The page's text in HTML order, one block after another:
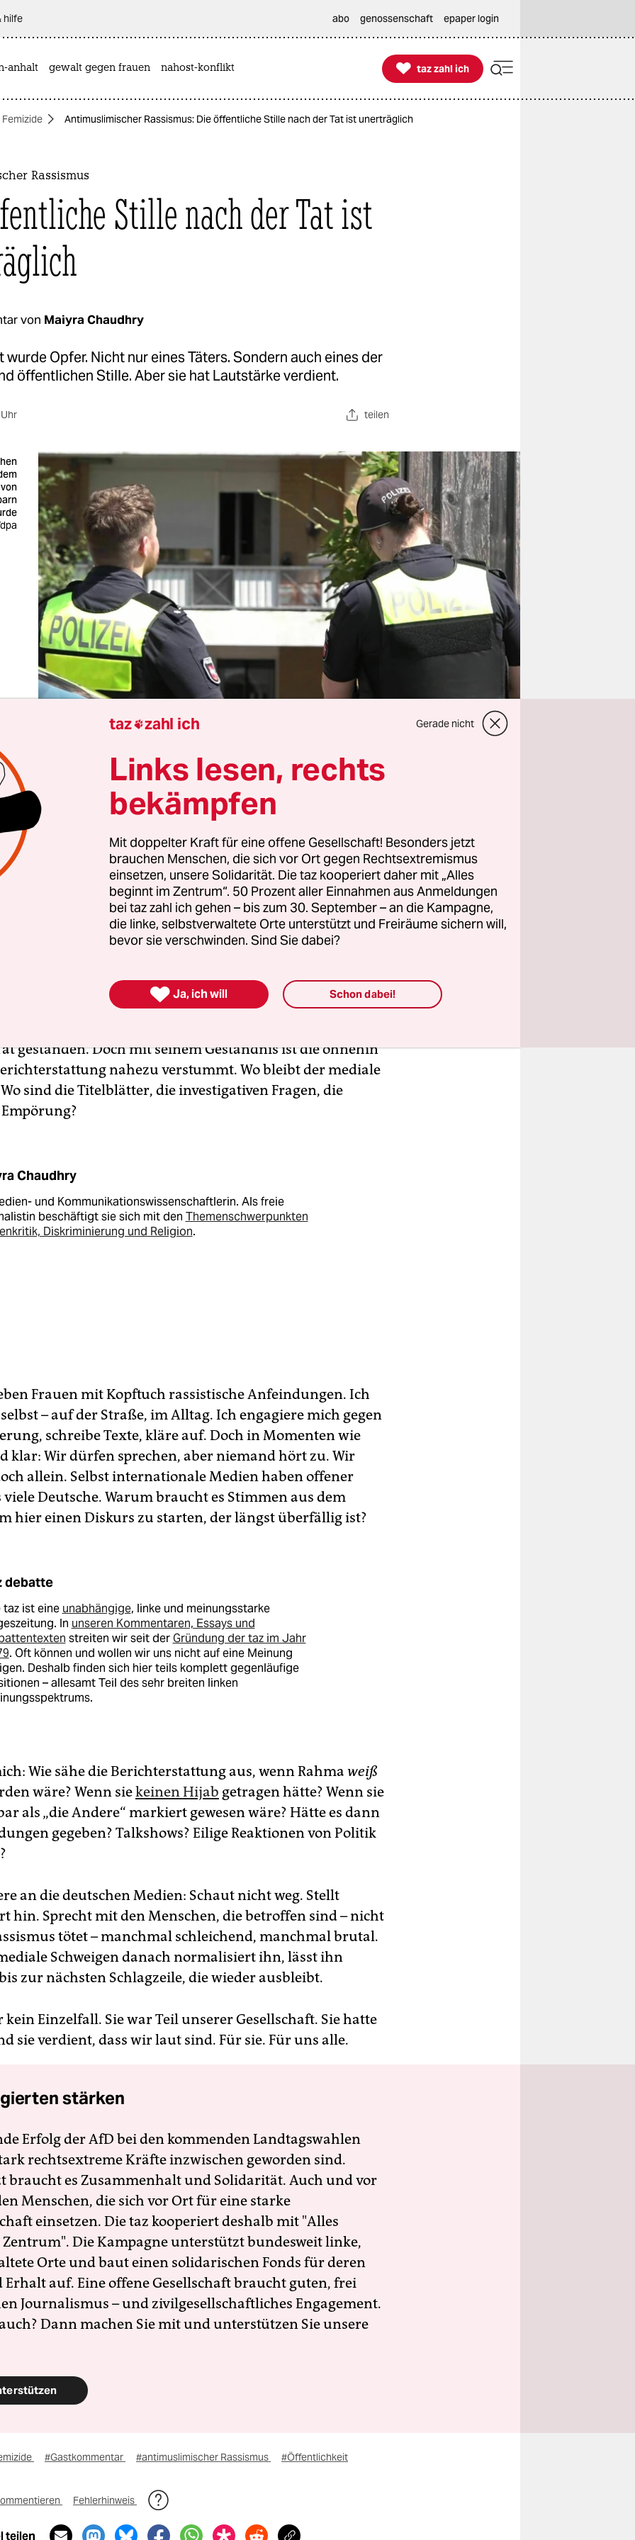
hilfe abo genossenschaft epaper login
anhalt gewalt gegen frauen nahost-konflikt 
taz zahl ich
taz zahl ich
Femizide Antimuslimischer Rassismus: Die öffentliche Stille nach der Tat ist unerträglich
Rassismus
Stille nach der Tat ist
von Maiyra Chaudhry
wurde Opfer. Nicht nur eines Täters. Sondern auch eines der
öffentlichen Stille. Aber sie hat Lautstärke verdient.
teilen
wie Marwa El-Sherbinibleibt im kollektiven
– eine kopftuchtragende Frau, ermordet in einem
Gerichtssaal.Rahma Ayat aberkennt kaum jemand,
den sozialen Medien nach ihr sucht. Eine 26-jährige Frau
ermordet mitten in Deutschland. Sichtbar als Muslima.
Und öffentlich fast unsichtbar.
Muslima in Deutschland lässt mich diese Tat
nur wegen der Gewalt – sondern wegen der Stille
gestanden. Doch mit seinem Geständnis ist die ohnehin
nahezu verstummt. Wo bleibt der mediale
sind die Titelblätter, die investigativen Fragen, die
Chaudhry
und Kommuni­kations­wissenschaft­lerin. Als freie
beschäftigt sie sich mit den Themenschwerpunkten
Diskriminierung und Religion.
Frauen mit Kopftuch rassistische Anfeindungen. Ich
– auf der Straße, im Alltag. Ich engagiere mich gegen
schreibe Texte, kläre auf. Doch in Momenten wie
klar: Wir dürfen sprechen, aber niemand hört zu. Wir
allein. Selbst internationale Medien haben offener
Deutsche. Warum braucht es Stimmen aus dem
hier einen Diskurs zu starten, der längst überfällig ist?
debatte
taz ist eine unabhängige, linke und meinungsstarke
In unseren Kommentaren, Essays und
streiten wir seit derGründung der taz im Jahr
. Oft können und wollen wir uns nicht auf eine Meinung
Deshalb finden sich hier teils komplett gegenläufige
– allesamt Teil des sehr breiten linken
Wie sähe die Berichterstattung aus, wenn Rahma weiß
wäre? Wenn siekeinen Hijab getragen hätte? Wenn sie
als „die Andere“ markiert gewesen wäre? Hätte es dann
gegeben? Talkshows? Eilige Reaktionen von Politik
an die deutschen Medien: Schaut nicht weg. Stellt
hin. Sprecht mit den Menschen, die betroffen sind – nicht
tötet – manchmal schleichend, manchmal brutal.
Schweigen danach normalisiert ihn, lässt ihn
zur nächsten Schlagzeile, die wieder ausbleibt.
kein Einzelfall. Sie war Teil unserer Gesellschaft. Sie hatte
sie verdient, dass wir laut sind. Für sie. Für uns alle.
stärken
Erfolg der AfD bei den kommenden Landtagswahlen
rechtsextreme Kräfte inzwischen geworden sind.
braucht es Zusammenhalt und Solidarität. Auch und vor
Menschen, die sich vor Ort für eine starke
einsetzen. Die taz kooperiert deshalb mit "Alles
Die Kampagne unterstützt bundesweit linke,
Orte und baut einen solidarischen Fonds für deren
Erhalt auf. Eine offene Gesellschaft braucht guten, frei
Journalismus – und zivilgesellschaftliches Engagement.
Dann machen Sie mit und unterstützen Sie unsere
#Gastkommentar #antimuslimischer Rassismus #Öffentlichkeit
Fehlerhinweis
teilen
taz zahl ich Gerade nicht
Links lesen, rechts
bekämpfen
Mit doppelter Kraft für eine offene Gesellschaft! Besonders jetzt
brauchen Menschen, die sich vor Ort gegen Rechtsextremismus
einsetzen, unsere Solidarität. Die taz kooperiert daher mit „Alles
beginnt im Zentrum“. 50 Prozent aller Einnahmen aus Anmeldungen
bei taz zahl ich gehen – bis zum 30. September – an die Kampagne,
die linke, selbstverwaltete Orte unterstützt und Freiräume sichern will,
bevor sie verschwinden. Sind Sie dabei?
 Ja, ich will Schon dabei!